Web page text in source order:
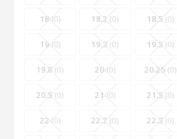
18(0) 18.2 (0) 18.5 (0)
19(0) 19.3 (0) 19.5(0)
19.8 (0) 20(0) 20.25 (0)
20.5 (0) 21(0) 21.5(0)
22(0) 22.2 (0) 22.3(0)